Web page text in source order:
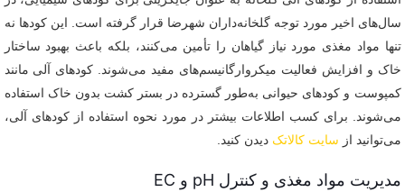
سال‌های اخیر مورد توجه گلخانه‌داران شهرضا قرار گرفته است. این کودها نه
تنها مواد مغذی مورد نیاز گیاهان را تأمین می‌کنند، بلکه باعث بهبود ساختار
خاک و افزایش فعالیت میکروارگانیسم‌های مفید می‌شوند. کودهای آلی مانند
کمپوست و کودهای حیوانی به‌طور گسترده در بستر کشت بدون خاک استفاده
می‌شوند. برای کسب اطلاعات بیشتر در مورد نحوه استفاده از کودهای آلی،
می‌توانید از سایت کالاتک دیدن کنید.
مدیریت مواد مغذی و کنترل pH و EC